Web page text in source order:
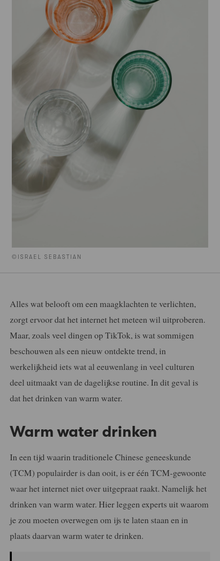
©ISRAEL SEBASTIAN
Alles wat belooft om een maagklachten te verlichten,
zorgt ervoor dat het internet het meteen wil uitproberen.
Maar, zoals veel dingen op TikTok, is wat sommigen
beschouwen als een nieuw ontdekte trend, in
werkelijkheid iets wat al eeuwenlang in veel culturen
deel uitmaakt van de dagelijkse routine. In dit geval is
dat het drinken van warm water.
Warm water drinken
In een tijd waarin traditionele Chinese geneeskunde
(TCM) populairder is dan ooit, is er één TCM-gewoonte
waar het internet niet over uitgepraat raakt. Namelijk het
drinken van warm water. Hier leggen experts uit waarom
je zou moeten overwegen om ijs te laten staan en in
plaats daarvan warm water te drinken.